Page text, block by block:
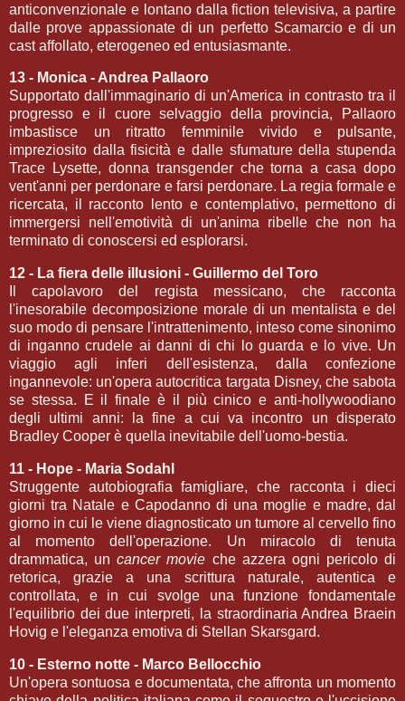
anticonvenzionale e lontano dalla fiction televisiva, a partire
dalle prove appassionate di un perfetto Scamarcio e di un
cast affollato, eterogeneo ed entusiasmante.
13 - Monica - Andrea Pallaoro
Supportato dall'immaginario di un'America in contrasto tra il
progresso e il cuore selvaggio della provincia, Pallaoro
imbastisce un ritratto femminile vivido e pulsante,
impreziosito dalla fisicità e dalle sfumature della stupenda
Trace Lysette, donna transgender che torna a casa dopo
vent'anni per perdonare e farsi perdonare. La regia formale e
ricercata, il racconto lento e contemplativo, permettono di
immergersi nell'emotività di un'anima ribelle che non ha
terminato di conoscersi ed esplorarsi.
12 - La fiera delle illusioni - Guillermo del Toro
Il capolavoro del regista messicano, che racconta
l'inesorabile decomposizione morale di un mentalista e del
suo modo di pensare l'intrattenimento, inteso come sinonimo
di inganno crudele ai danni di chi lo guarda e lo vive. Un
viaggio agli inferi dell'esistenza, dalla confezione
ingannevole: un'opera autocritica targata Disney, che sabota
se stessa. E il finale è il più cinico e anti-hollywoodiano
degli ultimi anni: la fine a cui va incontro un disperato
Bradley Cooper è quella inevitabile dell'uomo-bestia.
11 - Hope - Maria Sodahl
Struggente autobiografia famigliare, che racconta i dieci
giorni tra Natale e Capodanno di una moglie e madre, dal
giorno in cui le viene diagnosticato un tumore al cervello fino
al momento dell'operazione. Un miracolo di tenuta
drammatica, uncancer movie che azzera ogni pericolo di
retorica, grazie a una scrittura naturale, autentica e
controllata, e in cui svolge una funzione fondamentale
l'equilibrio dei due interpreti, la straordinaria Andrea Braein
Hovig e l'eleganza emotiva di Stellan Skarsgard.
10 - Esterno notte - Marco Bellocchio
Un'opera sontuosa e documentata, che affronta un momento